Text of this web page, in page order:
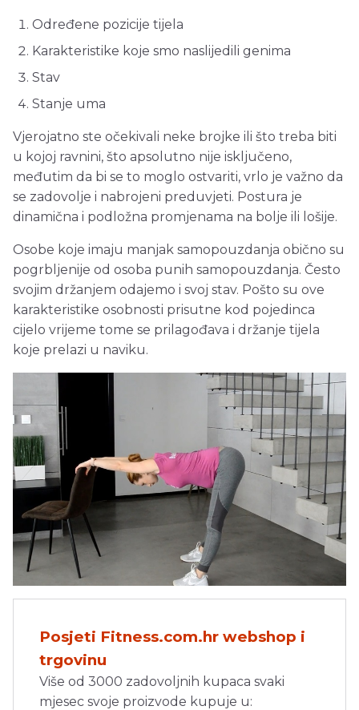
Određene pozicije tijela
Karakteristike koje smo naslijedili genima
Stav
Stanje uma
Vjerojatno ste očekivali neke brojke ili što treba biti
u kojoj ravnini, što apsolutno nije isključeno,
međutim da bi se to moglo ostvariti, vrlo je važno da
se zadovolje i nabrojeni preduvjeti. Postura je
dinamična i podložna promjenama na bolje ili lošije.
Osobe koje imaju manjak samopouzdanja obično su
pogrbljenije od osoba punih samopouzdanja. Često
svojim držanjem odajemo i svoj stav. Pošto su ove
karakteristike osobnosti prisutne kod pojedinca
cijelo vrijeme tome se prilagođava i držanje tijela
koje prelazi u naviku.
Posjeti Fitness.com.hr webshop i
trgovinu
Više od 3000 zadovoljnih kupaca svaki
mjesec svoje proizvode kupuje u: